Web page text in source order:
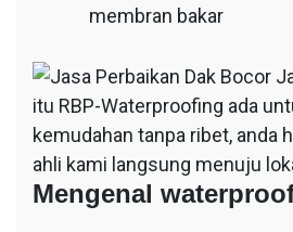
membran bakar
itu RBP-Waterproofing ada
kemudahan tanpa ribet, anda
ahli kami langsung menuju
Mengenal